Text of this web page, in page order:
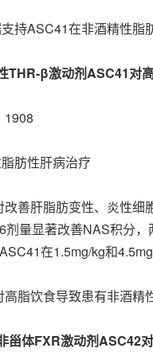
持ASC41在非酒精性脂
THR-β激动剂ASC41对
1908
肪性肝病治疗
改善肝脂肪变性、炎性
剂量显著改善NAS积分
在1.5mg/kg和
脂饮食导致患有非酒精
甾体FXR激动剂ASC42